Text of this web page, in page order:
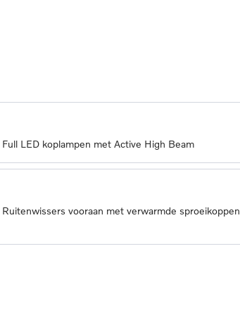
Full LED koplampen met Active High Beam
Ruitenwissers vooraan met verwarmde sproeikoppen